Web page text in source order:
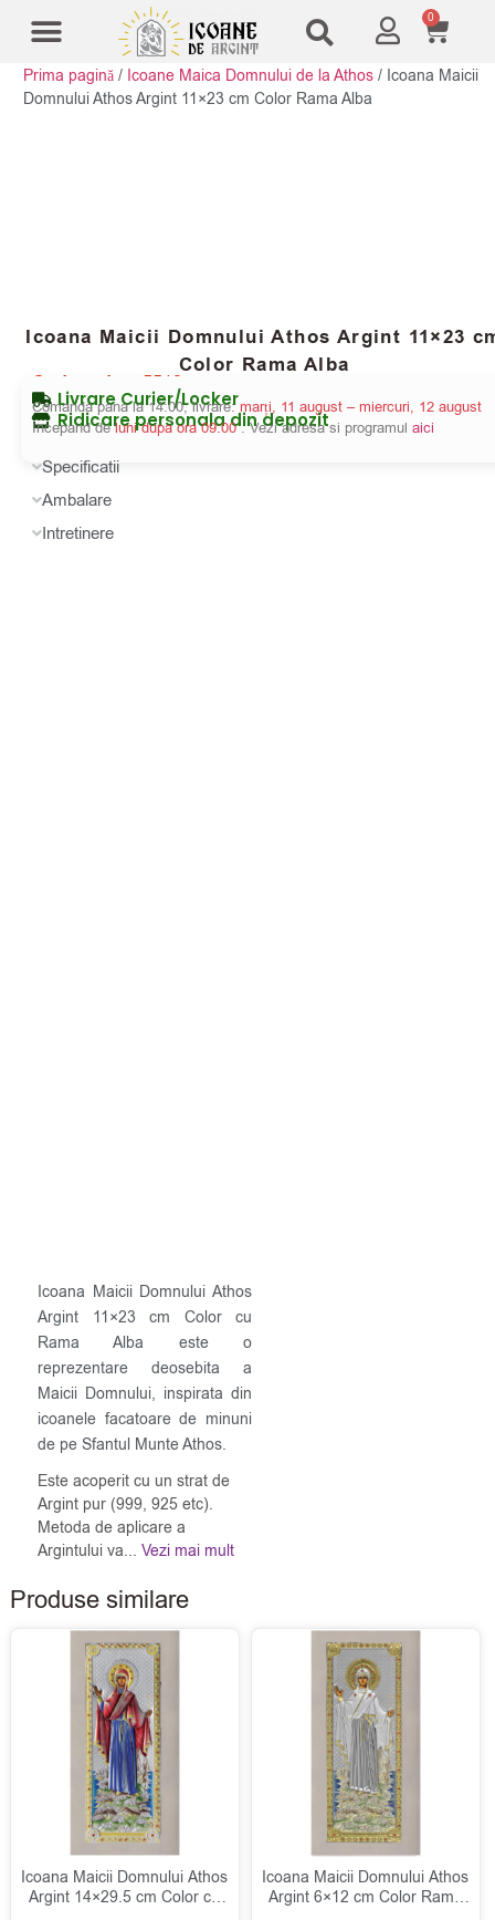
0
Prima pagină / Icoane Maica Domnului de la Athos / Icoana Maicii
Domnului Athos Argint 11×23 cm Color Rama Alba
Icoana Maicii Domnului Athos Argint 11×23
Color Rama Alba
Cod produs: 5512
Livrare Curier/Locker
Comanda pana la 14:00, livrare:marți, 11 august – miercuri, 12 august
Ridicare personala din depozit
Incepand deluni dupa ora 09:00. Vezi adresa si programul aici
Specificatii
Ambalare
Intretinere
Icoana Maicii Domnului Athos
Argint 11×23 cm Color cu
Rama Alba este o
reprezentare deosebita a
Maicii Domnului, inspirata din
icoanele facatoare de minuni
de pe Sfantul Munte Athos.
Este acoperit cu un strat de
Argint pur (999, 925 etc).
Metoda de aplicare a
Argintului va... Vezi mai mult
Produse similare
Icoana Maicii Domnului Athos
Argint 14×29.5 cm Color cu
Icoana Maicii Domnului Athos
Argint 6×12 cm Color Rama